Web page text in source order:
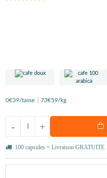
0€39/tasse 73€59/kg
+
-
100 capsules = Livraison GRATUITE